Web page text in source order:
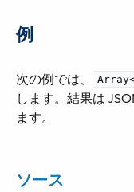
例
次の例では、​
します。結果は
ます。
ソース